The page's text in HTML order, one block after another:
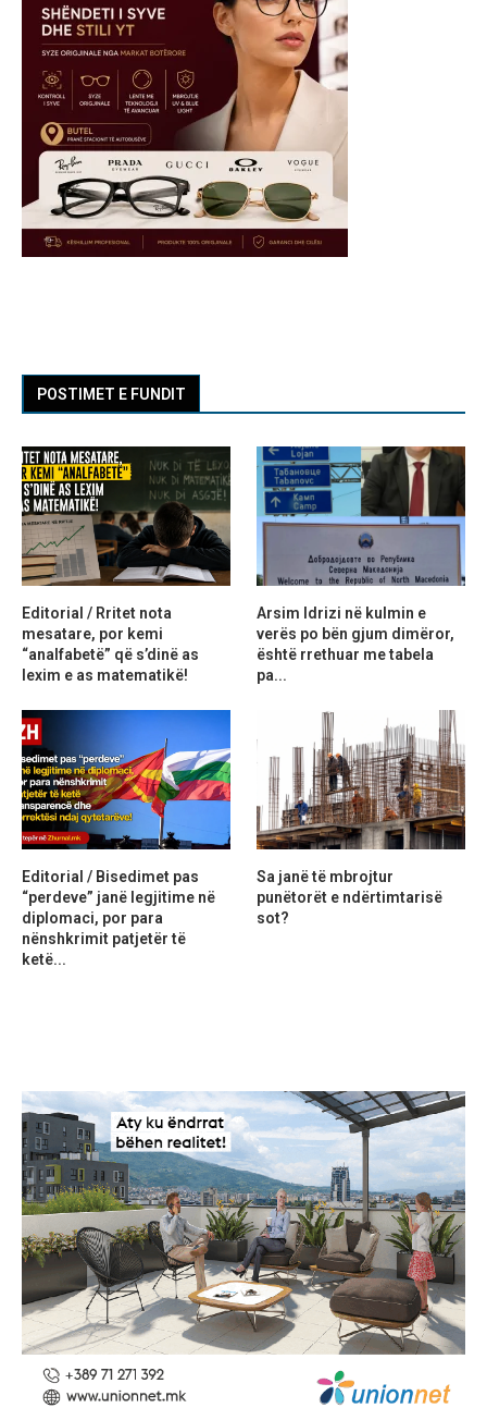
POSTIMET E FUNDIT
Editorial / Rritet nota
mesatare, por kemi
“analfabetë” që s’dinë as
lexim e as matematikë!
Arsim Idrizi në kulmin e
verës po bën gjum dimëror,
është rrethuar me tabela
pa...
Editorial / Bisedimet pas
“perdeve” janë legjitime në
diplomaci, por para
nënshkrimit patjetër të
ketë...
Sa janë të mbrojtur
punëtorët e ndërtimtarisë
sot?